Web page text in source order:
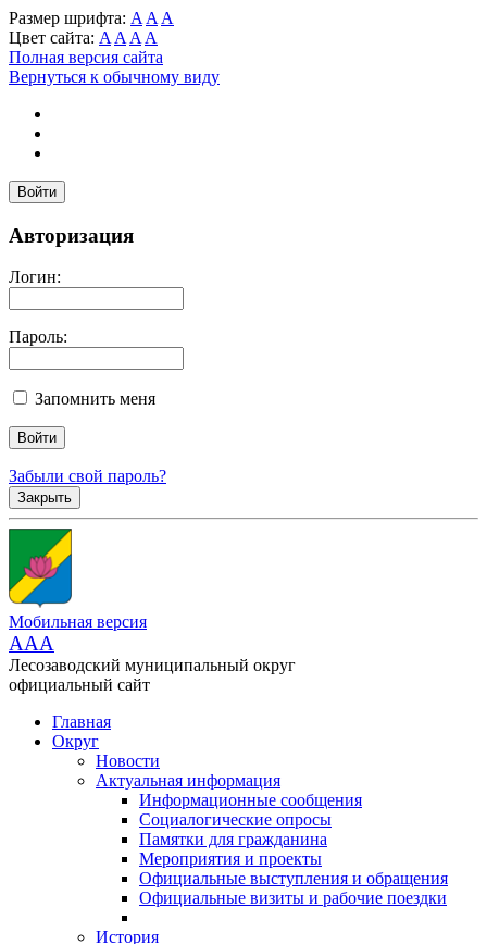
Размер шрифта: A A A
Цвет сайта: A A A A
Полная версия сайта
Вернуться к обычному виду
Войти
Авторизация
Логин:
Пароль:
Запомнить меня
Забыли свой пароль?
Закрыть
Мобильная версия
AAA
Лесозаводский муниципальный округ
официальный сайт
Главная
Округ
Новости
Актуальная информация
Информационные сообщения
Социалогические опросы
Памятки для гражданина
Мероприятия и проекты
Официальные выступления и обращения
Официальные визиты и рабочие поездки
История